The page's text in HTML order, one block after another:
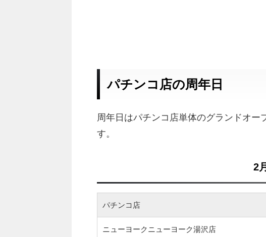
パチンコ店の周年日
周年日はパチンコ店単体のグランドオ
す。
2月
パチンコ店
ニューヨークニューヨーク湯沢店